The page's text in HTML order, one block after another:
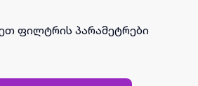
ფილტრის პარამეტრები